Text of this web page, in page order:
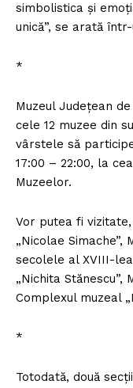
simbolistica şi
unică”, se arată
*
Muzeul Judeţean
cele 12 muzee din
vârstele să
17:00 – 22:00, la
Muzeelor.
Vor putea fi
„Nicolae Simache”,
secolele al XVIII-
„Nichita Stănescu”,
Complexul muzeal
*
Totodată, două